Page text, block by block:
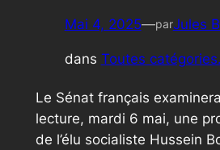
Mai 4, 2025—parJules
dans Toutes catégories.
Le Sénat français
lecture, mardi 6 mai, une
de l’élu socialiste Hussein